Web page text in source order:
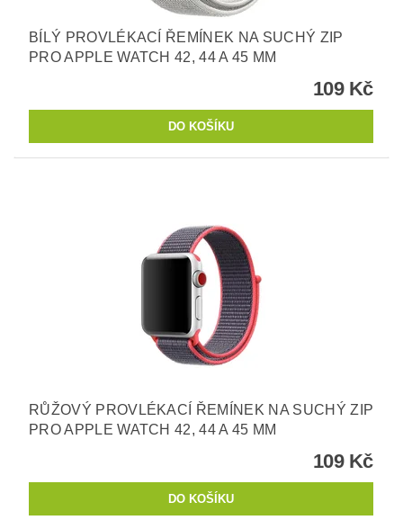
BÍLÝ PROVLÉKACÍ ŘEMÍNEK NA SUCHÝ ZIP
PRO APPLE WATCH 42, 44 A 45 MM
109 Kč
RŮŽOVÝ PROVLÉKACÍ ŘEMÍNEK NA SUCHÝ ZIP
PRO APPLE WATCH 42, 44 A 45 MM
109 Kč